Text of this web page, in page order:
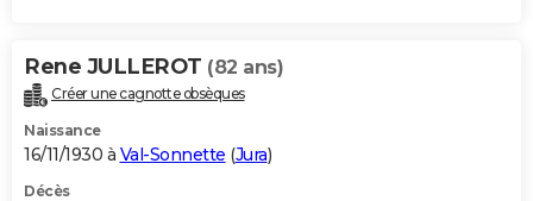
Rene JULLEROT (82 ans)
Créer une cagnotte obsèques
Naissance
16/11/1930 à Val-Sonnette (Jura)
Décès